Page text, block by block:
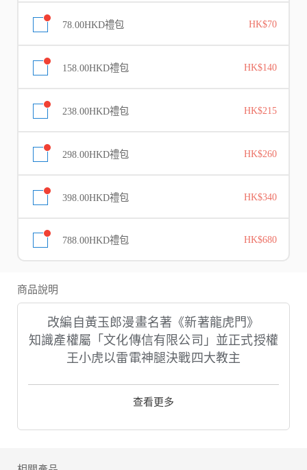
78.00HKD禮包 HK$70
158.00HKD禮包 HK$140
238.00HKD禮包 HK$215
298.00HKD禮包 HK$260
398.00HKD禮包 HK$340
788.00HKD禮包 HK$680
商品說明
改編自黃玉郎漫畫名著《新著龍虎門》
知識產權屬「文化傳信有限公司」並正式授權
王小虎以雷電神腿決戰四大教主
【新著授權！重現經典動畫劇情！】
1970年灣仔道，二十歲的黃玉郎創作出《小
門》風靡華人市場，今日，經歷兩載苦心研發
查看更多